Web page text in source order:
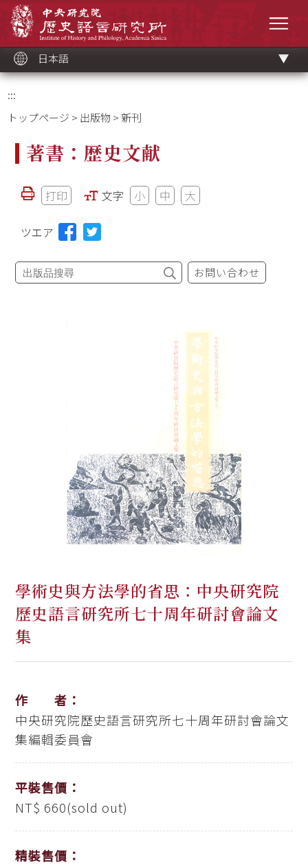
ッ
ク
日本語
:::
トップページ > 出版物 > 新刊
著書：歴史文献
打印 文字 小 中 大
ツエア
お問い合わせ
學術史與方法學的省思：中央研究院
歷史語言研究所七十周年研討會論文
集
作 者：
中央研究院歷史語言研究所七十周年研討會論文
集編輯委員會
平裝售價：
NT$ 660(sold out)
精裝售價：